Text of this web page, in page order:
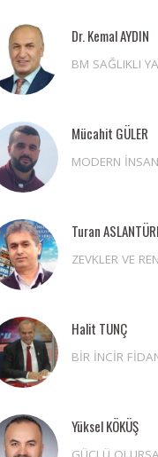
Dr. Kemal AYDIN
BM SAĞLIKLI
Mücahit GÜLER
MODERN
Turan
ZEVKLER VE
Halit TUNÇ
BİR İNCİR
Yüksel KÖKÜŞ